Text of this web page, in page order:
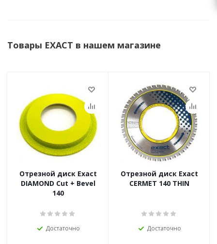
Товары EXACT в нашем магазине
Отрезной диск Exact
DIAMOND Cut + Bevel
140
Достаточно
Отрезной диск Exact
CERMET 140 THIN
Достаточно